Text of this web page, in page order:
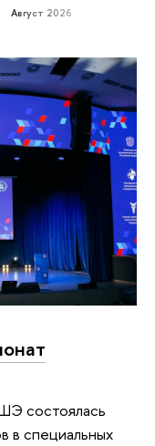
Август 2026
состоялась
в специальных